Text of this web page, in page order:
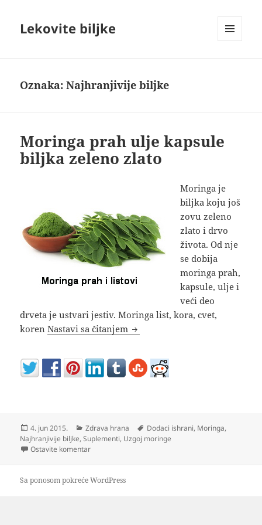
Lekovite biljke
Oznaka:Najhranjivije biljke
Moringa prah ulje kapsule
biljka zeleno zlato
Moringa je
biljka koju još
zovu zeleno
zlato i drvo
života. Od nje
se dobija
moringa prah,
kapsule, ulje i
veći deo
drveta je ustvari jestiv. Moringa list, kora, cvet,
korenNastavi sa čitanjem Moringa prah ulje kapsule
Objavljeno
4. jun 2015. Kategorije
Zdrava hrana Oznake
Dodaci ishrani, Moringa,
Najhranjivije biljke,Suplementi, Uzgoj moringe
Ostavite komentarna Moringa prah ulje kapsule biljka zeleno zlato
Sa ponosom pokreće WordPress